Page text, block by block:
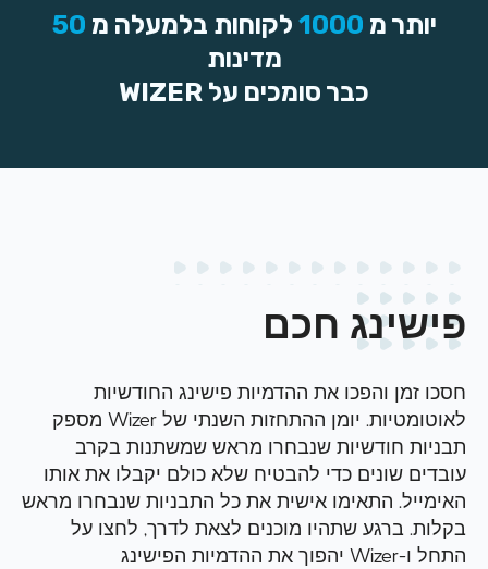
יותר מ 1000 לקוחות בלמעלה מ 50
מדינות
כבר סומכים על WIZER
פישינג חכם
חסכו זמן והפכו את ההדמיות פישינג החודשיות
לאוטומטיות. יומן ההתחזות השנתי של Wizer מספק
תבניות חודשיות שנבחרו מראש שמשתנות בקרב
עובדים שונים כדי להבטיח שלא כולם יקבלו את אותו
האימייל. התאימו אישית את כל התבניות שנבחרו מראש
בקלות. ברגע שתהיו מוכנים לצאת לדרך, לחצו על
התחל ו-Wizer יהפוך את ההדמיות הפישינג